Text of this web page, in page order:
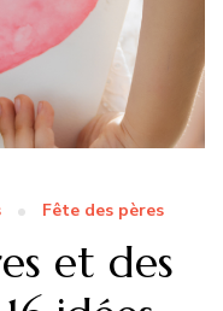
Fête des pères
et des